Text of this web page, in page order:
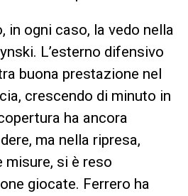
in ogni caso, la vedo nella
L’esterno difensivo
buona prestazione nel
crescendo di minuto in
ha ancora
ma nella ripresa,
misure, si è reso
giocate. Ferrero ha